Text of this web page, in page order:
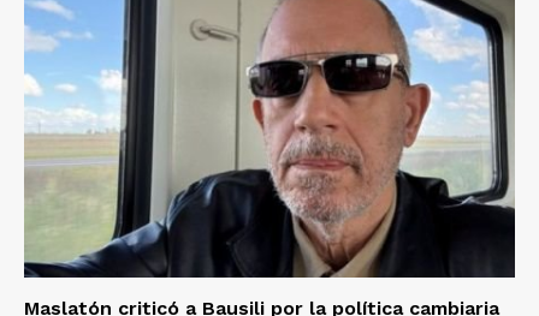
Maslatón criticó a Bausili por la política cambiaria